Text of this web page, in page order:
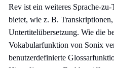
Rev ist ein weiteres Sprache-
bietet, wie z. B.
Untertitelübersetzung. Wie die
Vokabularfunktion von Sonix
benutzerdefinierte